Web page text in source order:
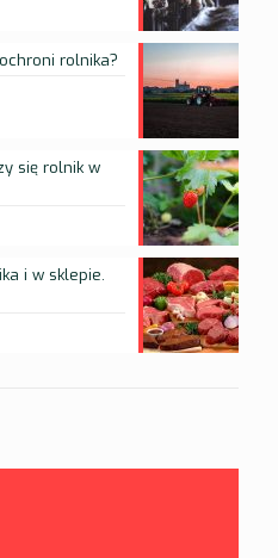
rolnika?
się rolnik w
i w sklepie.